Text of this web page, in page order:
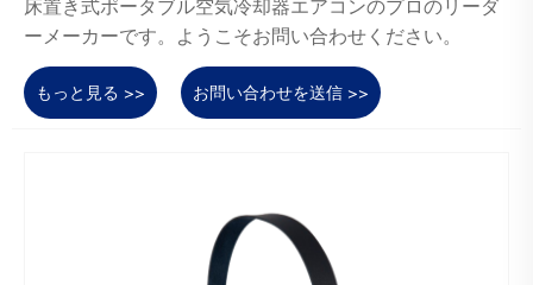
床置き式ポータブル空気冷却器エアコンのプロのリーダ
ーメーカーです。ようこそお問い合わせください。
もっと見る >> お問い合わせを送信 >>